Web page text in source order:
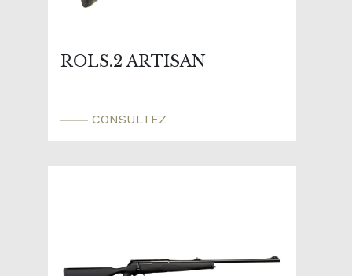
ROLS.2 ARTISAN
CONSULTEZ